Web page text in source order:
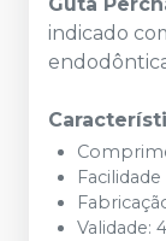
indicado
Validade: